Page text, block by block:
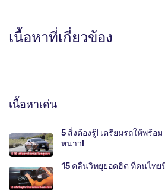
เนื้อหาที่เกี่ยวข้อง
เนื้อหาเด่น
5 สิ่งต้องรู้! เตรียมรถให้พร้อ
หนาว!
15 คลื่นวิทยุยอดฮิต ที่คนไท